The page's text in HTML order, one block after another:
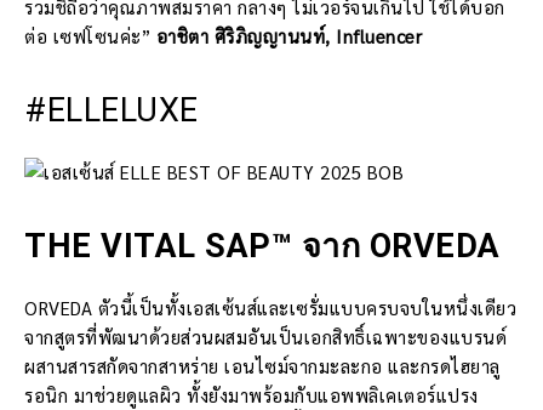
รวมชิถือว่าคุณภาพสมราคา กลางๆ ไม่เวอร์จนเกินไป ใช้ได้บอก
ต่อ เซฟโซนค่ะ” อาชิตา ศิริภิญญานนท์, Influencer
#ELLELUXE
THE VITAL SAP™ จาก ORVEDA
ORVEDA ตัวนี้เป็นทั้งเอสเซ้นส์และเซรั่มแบบครบจบในหนึ่งเดียว
จากสูตรที่พัฒนาด้วยส่วนผสมอันเป็นเอกสิทธิ์เฉพาะของแบรนด์
ผสานสารสกัดจากสาหร่าย เอนไซม์จากมะละกอ และกรดไฮยาลู
รอนิก มาช่วยดูแลผิว ทั้งยังมาพร้อมกับแอพพลิเคเตอร์แปรง